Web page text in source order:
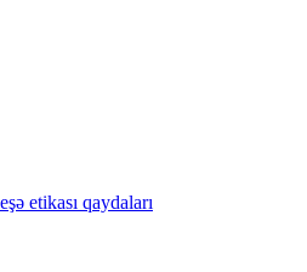
etikası qaydaları